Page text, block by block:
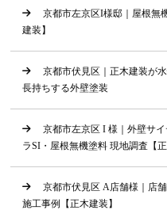
京都市左京区I様邸｜屋根無
建装】
京都市伏見区｜正木建装が
長持ちする外壁塗装
京都市左京区 I 様｜外壁サ
ラSI・屋根無機塗料 現地調査【正
京都市伏見区 A店舗様｜店
施工事例【正木建装】